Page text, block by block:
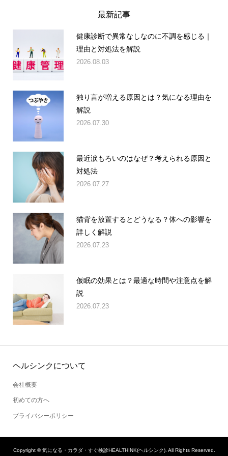
最新記事
健康診断で異常なしなのに不調を感じる｜
理由と対処法を解説
2026.08.03
独り言が増える原因とは？気になる理由を
解説
2026.07.30
最近涙もろいのはなぜ？考えられる原因と
対処法
2026.07.27
猫背を放置するとどうなる？体への影響を
詳しく解説
2026.07.23
仮眠の効果とは？最適な時間や注意点を解
説
2026.07.23
ヘルシンクについて
会社概要
初めての方へ
プライバシーポリシー
Copyright ©気になる・カラダ・すぐ検診HEALTHINK(ヘルシンク). All Rights Reserved.